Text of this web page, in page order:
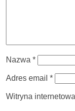
Nazwa *
Adres email *
Witryna internetowa